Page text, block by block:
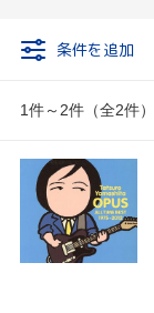
条件を追加
1件～2件（全2件）